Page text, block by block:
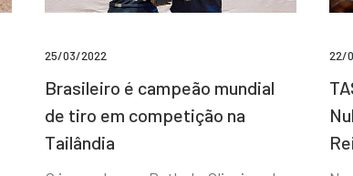
25/03/2022
Brasileiro é campeão mundial
de tiro em competição na
Tailândia
22/